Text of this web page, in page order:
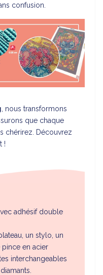
confusion.
, nous transformons
que chaque
chérirez. Découvrez
!
adhésif double
un stylo, un
en acier
interchangeables